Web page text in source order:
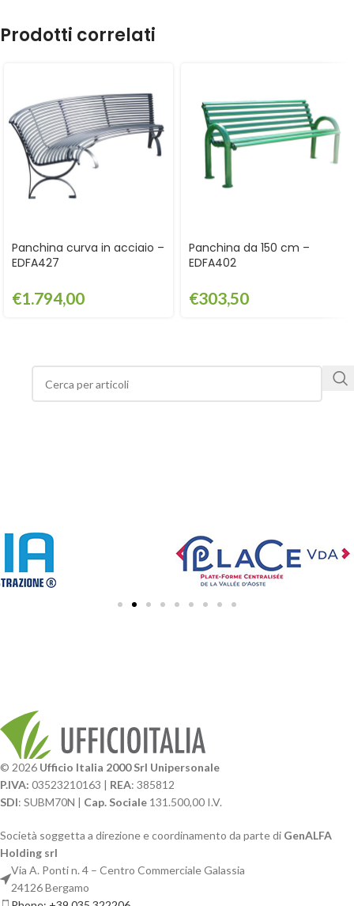
Prodotti correlati
Panchina curva in acciaio –
EDFA427
€1.794,00
Panchina da 150 cm –
EDFA402
€303,50
© 2026 Ufficio Italia 2000 Srl Unipersonale
P.IVA: 03523210163 | REA: 385812
SDI: SUBM70N | Cap. Sociale 131.500,00 I.V.
Società soggetta a direzione e coordinamento da parte di GenALFA
Holding srl
Via A. Ponti n. 4 – Centro Commerciale Galassia
24126 Bergamo